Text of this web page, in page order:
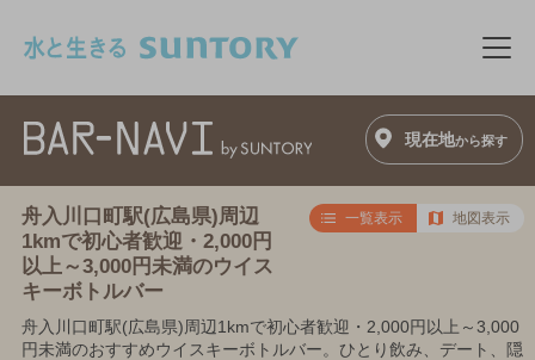
メ
現在地から探す
舟入川口町駅(広島県)周辺
1kmで初心者歓迎・2,000円
以上～3,000円未満のウイス
キーボトルバー
一覧表示 地図表示
舟入川口町駅(広島県)周辺1kmで初心者歓迎・2,000円以上～3,000
円未満のおすすめウイスキーボトルバー。ひとり飲み、デート、隠